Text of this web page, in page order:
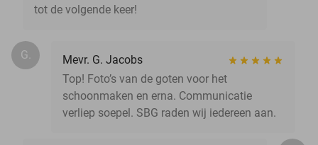
tot de volgende keer!
G.
Mevr. G. Jacobs
Top! Foto’s van de goten voor het
schoonmaken en erna. Communicatie
verliep soepel. SBG raden wij iedereen aan.